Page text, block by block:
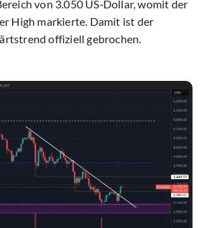
von 3.050 US‑Dollar, womit der
High markierte. Damit ist der
offiziell gebrochen.